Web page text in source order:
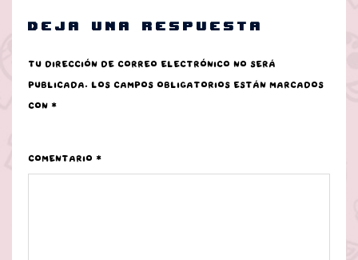
Deja una respuesta
Tu dirección de correo electrónico no será
publicada. Los campos obligatorios están marcados
con *
Comentario *